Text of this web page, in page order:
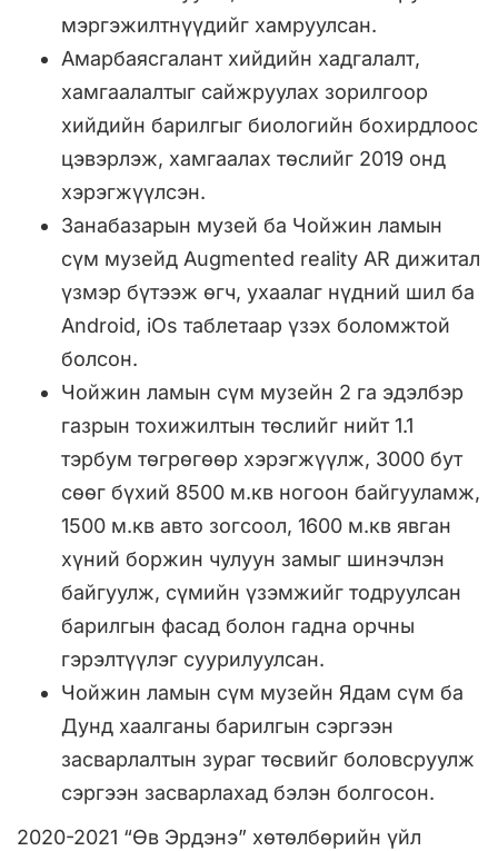
мэргэжилтнүүдийг хамруулсан.
Амарбаясгалант хийдийн хадгалалт,
хамгаалалтыг сайжруулах зорилгоор
хийдийн барилгыг биологийн бохирдлоос
цэвэрлэж, хамгаалах төслийг 2019 онд
хэрэгжүүлсэн.
Занабазарын музей ба Чойжин ламын
сүм музейд Augmented reality AR дижитал
үзмэр бүтээж өгч, ухаалаг нүдний шил ба
Android, iOs таблетаар үзэх боломжтой
болсон.
Чойжин ламын сүм музейн 2 га эдэлбэр
газрын тохижилтын төслийг нийт 1.1
тэрбум төгрөгөөр хэрэгжүүлж, 3000 бут
сөөг бүхий 8500 м.кв ногоон байгууламж,
1500 м.кв авто зогсоол, 1600 м.кв явган
хүний боржин чулуун замыг шинэчлэн
байгуулж, сүмийн үзэмжийг тодруулсан
барилгын фасад болон гадна орчны
гэрэлтүүлэг суурилуулсан.
Чойжин ламын сүм музейн Ядам сүм ба
Дунд хаалганы барилгын сэргээн
засварлалтын зураг төсвийг боловсруулж
сэргээн засварлахад бэлэн болгосон.
2020-2021 “Өв Эрдэнэ” хөтөлбөрийн үйл